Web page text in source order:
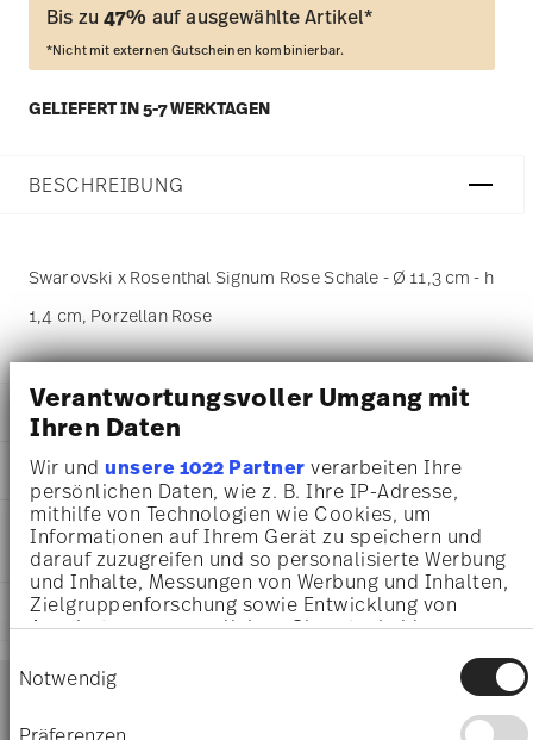
Verantwortungsvoller Umgang mit
Ihren Daten
Wir undunsere 1022 Partner verarbeiten Ihre
persönlichen Daten, wie z. B. Ihre IP-Adresse,
mithilfe von Technologien wie Cookies, um
Informationen auf Ihrem Gerät zu speichern und
darauf zuzugreifen und so personalisierte Werbung
und Inhalte, Messungen von Werbung und Inhalten,
Zielgruppenforschung sowie Entwicklung von
Angeboten zu ermöglichen. Sie entscheiden
Sie können Ihre Einwilligung jederzeit über die
Cookie-Erklärung oder durch Klicken auf das
Privacy Trigger Symbol ändern oder widerrufen
Notwendig
Präferenzen
Bis zu47% auf ausgewählte Artikel*
*Nicht mit externen Gutscheinen kombinierbar.
GELIEFERT IN 5-7 WERKTAGEN
BESCHREIBUNG
Swarovski x Rosenthal Signum Rose Schale - Ø 11,3 cm - h
1,4 cm, Porzellan Rose
DETAILS
Swarovski SIGNUM
Rose
Porzellan
Rose
10570-426350-22111
9009657068914
DE
MAßE
11,30 cm
11,30 cm
11,30 cm
1,40 cm
120 gr
PFLEGE- UND
SICHERHEITSINFORMATIONEN
LIEFERUNG UND RÜCKSENDUNG
Footer
Services